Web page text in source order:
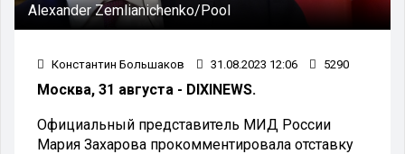
Alexander Zemlianichenko/Pool
Константин Большаков 31.08.2023 12:06 5290
Москва, 31 августа - DIXINEWS.
Официальный представитель МИД России
Мария Захарова прокомментировала отставку